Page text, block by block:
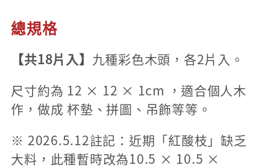
總規格
【共18片入】 九種彩色木頭，各2片入。
尺寸約為 12 × 12 × 1cm ，適合個人木
作，做成 杯墊、拼圖、吊飾等等。
※ 2026.5.12註記：近期「紅酸枝」缺乏
大料，此種暫時改為10.5 × 10.5 ×